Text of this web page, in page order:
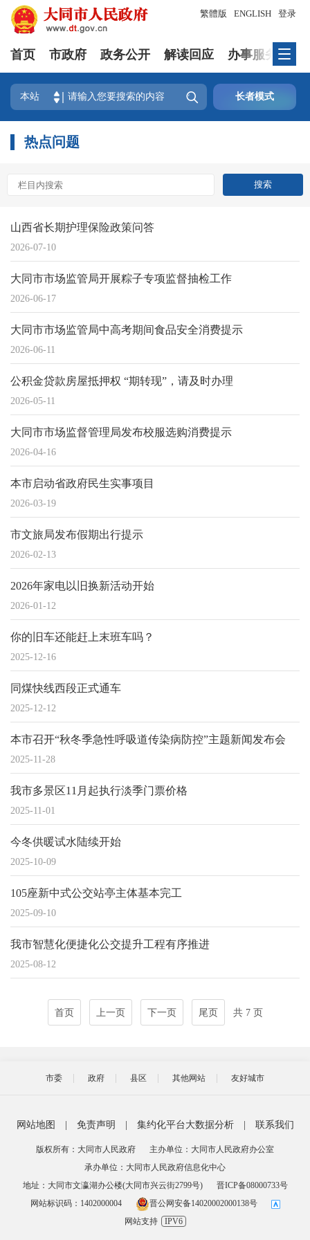
登录
繁體版 ENGLISH
首页 市政府 政务公开 解读回应 办事服务
本站  长者模式
热点问题
山西省长期护理保险政策问答
2026-07-10
大同市市场监管局开展粽子专项监督抽检工作
2026-06-17
大同市市场监管局中高考期间食品安全消费提示
2026-06-11
公积金贷款房屋抵押权 “期转现”，请及时办理
2026-05-11
大同市市场监督管理局发布校服选购消费提示
2026-04-16
本市启动省政府民生实事项目
2026-03-19
市文旅局发布假期出行提示
2026-02-13
2026年家电以旧换新活动开始
2026-01-12
你的旧车还能赶上末班车吗？
2025-12-16
同煤快线西段正式通车
2025-12-12
本市召开“秋冬季急性呼吸道传染病防控”主题新闻发布会
2025-11-28
我市多景区11月起执行淡季门票价格
2025-11-01
今冬供暖试水陆续开始
2025-10-09
105座新中式公交站亭主体基本完工
2025-09-10
我市智慧化便捷化公交提升工程有序推进
2025-08-12
首页 上一页 下一页 尾页 共 7 页
市委 政府 县区 其他网站 友好城市
网站地图 免责声明 集约化平台大数据分析 联系我们
版权所有：大同市人民政府
主办单位：大同市人民政府办公室
承办单位：大同市人民政府信息化中心
地址：大同市文瀛湖办公楼(大同市兴云街2799号)
晋ICP备08000733号
网站标识码：1402000004
晋公网安备14020002000138号
网站支持
IPV6